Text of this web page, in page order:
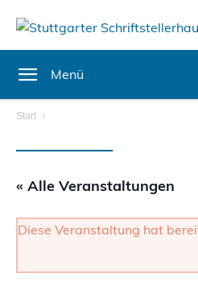
Menü
Start
« Alle Veranstaltungen
Diese Veranstaltung hat